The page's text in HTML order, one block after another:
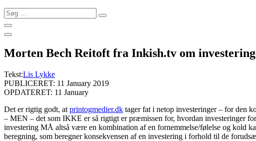
Søg
…
Morten Bech Reitoft fra Inkish.tv om
Tekst:Lis Lykke
PUBLICERET: 11 January 2019
OPDATERET: 11 January
Det er rigtig godt, at printogmedier.dk tager fat i netop investeringer – for den
– MEN – det som IKKE er så rigtigt er præmissen for, hvordan investeringer
investering MÅ altså være en kombination af en fornemmelse/følelse og kold
beregning, som beregner konsekvensen af en investering i forhold til de